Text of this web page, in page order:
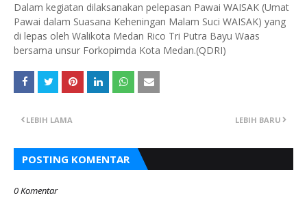
Dalam kegiatan dilaksanakan pelepasan Pawai WAISAK (Umat
Pawai dalam Suasana Keheningan Malam Suci WAISAK) yang
di lepas oleh Walikota Medan Rico Tri Putra Bayu Waas
bersama unsur Forkopimda Kota Medan.(QDRI)
LEBIH BARU
LEBIH LAMA
POSTING KOMENTAR
0 Komentar